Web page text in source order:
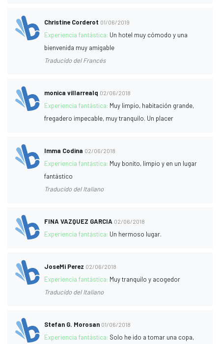
Christine Corderot 01/06/2019
Experiencia fantástica: Un hotel muy cómodo y una
bienvenida muy amigable
Traducido del Francés
monica villarrealq 02/06/2018
Experiencia fantástica: Muy limpio, habitación grande,
fregadero impecable, muy tranquilo. Un placer
Imma Codina 02/06/2018
Experiencia fantástica: Muy bonito, limpio y en un lugar
fantástico
Traducido del Italiano
FINA VAZQUEZ GARCIA 02/06/2018
Experiencia fantástica: Un hermoso lugar.
JoseMi Perez 02/06/2018
Experiencia fantástica: Muy tranquilo y acogedor
Traducido del Italiano
Stefan G. Morosan 01/06/2018
Experiencia fantástica: Solo he ido a tomar una copa,